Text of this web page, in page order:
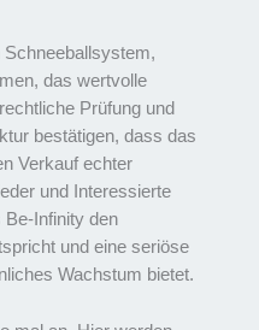
das wertvolle
Prüfung und
bestätigen, dass das
Verkauf echter
und Interessierte
Be-Infinity den
und eine seriöse
Wachstum bietet.